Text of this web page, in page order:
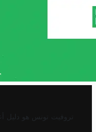
تروفيت تونس هو دليل